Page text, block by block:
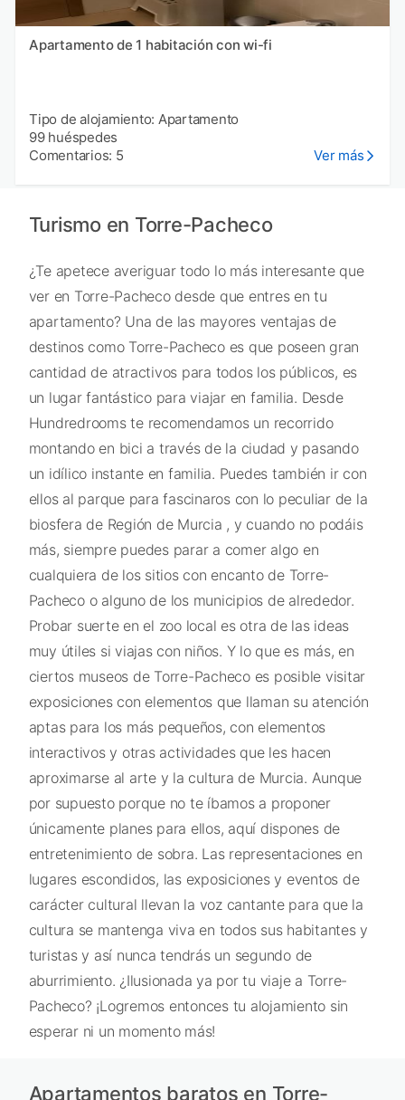
Apartamento de 1 habitación con wi-fi
Tipo de alojamiento: Apartamento
99 huéspedes
Comentarios: 5
Ver más
Turismo en Torre-Pacheco
¿Te apetece averiguar todo lo más interesante que
ver en Torre-Pacheco desde que entres en tu
apartamento? Una de las mayores ventajas de
destinos como Torre-Pacheco es que poseen gran
cantidad de atractivos para todos los públicos, es
un lugar fantástico para viajar en familia. Desde
Hundredrooms te recomendamos un recorrido
montando en bici a través de la ciudad y pasando
un idílico instante en familia. Puedes también ir con
ellos al parque para fascinaros con lo peculiar de la
biosfera de Región de Murcia , y cuando no podáis
más, siempre puedes parar a comer algo en
cualquiera de los sitios con encanto de Torre-
Pacheco o alguno de los municipios de alrededor.
Probar suerte en el zoo local es otra de las ideas
muy útiles si viajas con niños. Y lo que es más, en
ciertos museos de Torre-Pacheco es posible visitar
exposiciones con elementos que llaman su atención
aptas para los más pequeños, con elementos
interactivos y otras actividades que les hacen
aproximarse al arte y la cultura de Murcia. Aunque
por supuesto porque no te íbamos a proponer
únicamente planes para ellos, aquí dispones de
entretenimiento de sobra. Las representaciones en
lugares escondidos, las exposiciones y eventos de
carácter cultural llevan la voz cantante para que la
cultura se mantenga viva en todos sus habitantes y
turistas y así nunca tendrás un segundo de
aburrimiento. ¿Ilusionada ya por tu viaje a Torre-
Pacheco? ¡Logremos entonces tu alojamiento sin
esperar ni un momento más!
Apartamentos baratos en Torre-